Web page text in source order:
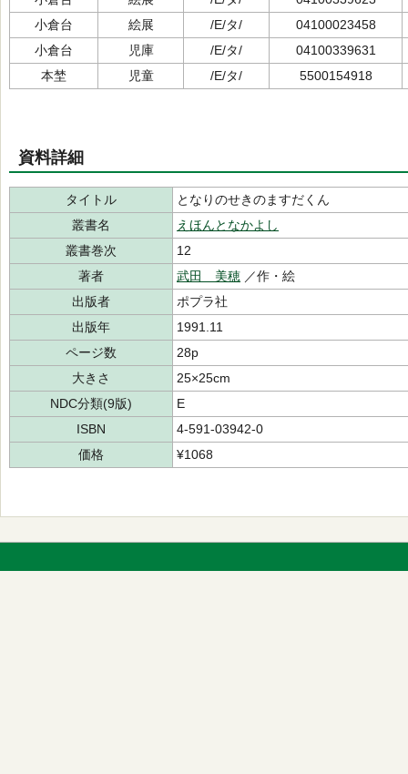
小倉台
絵展 /E/タ/
04100023458
小倉台
児庫 /E/タ/
04100339631
本埜
児童 /E/タ/ 5500154918
資料詳細
タイトル
となりのせきのますだくん
叢書名
えほんとなかよし
叢書巻次
12
著者
武田 美穂 ／作・絵
出版者
ポプラ社
出版年
1991.11
ページ数
28p
大きさ
25×25cm
NDC分類(9版)
E
ISBN
4-591-03942-0
価格
¥1068